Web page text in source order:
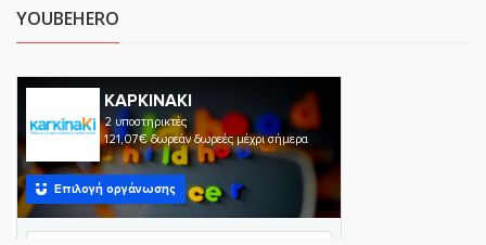
YOUBEHERO